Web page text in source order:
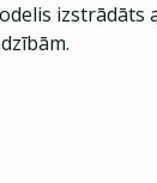
izstrādāts